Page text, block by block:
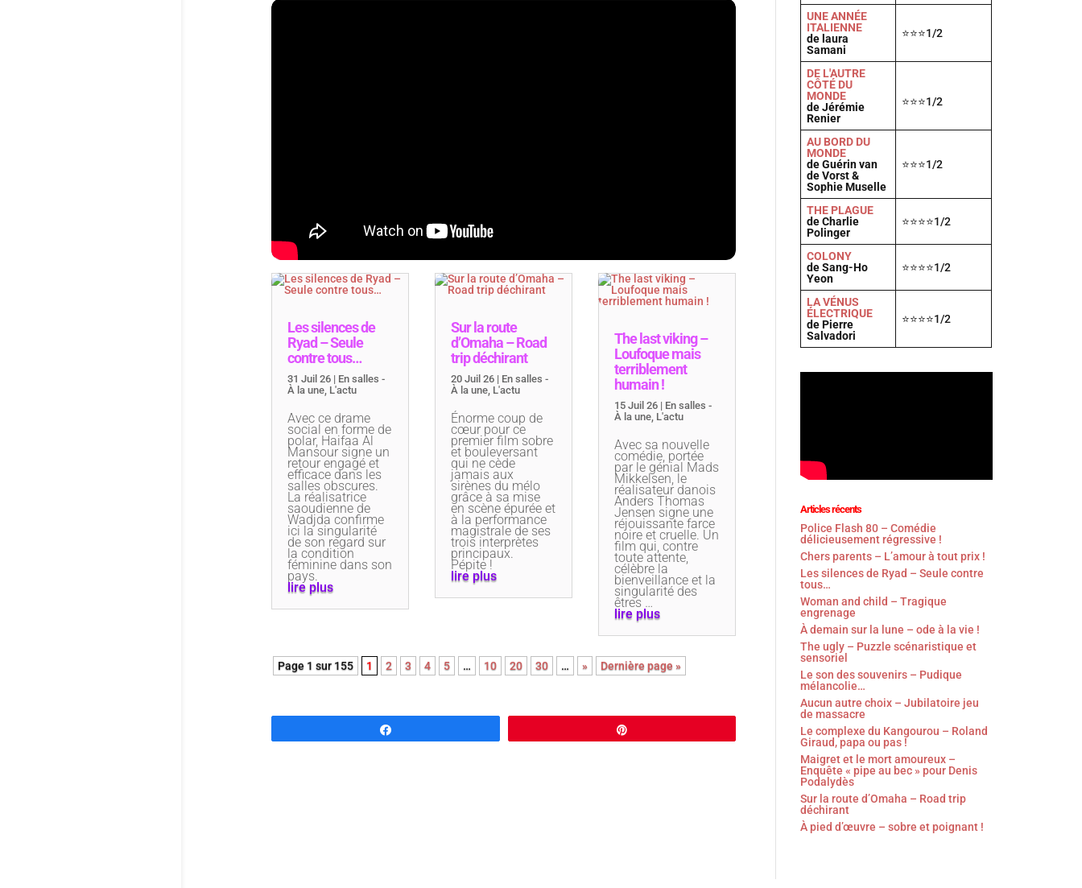
Les silences de
Ryad – Seule
contre tous…
31 Juil 26| En salles -
À la une, L'actu
Avec ce drame
social en forme de
polar, Haifaa Al
Mansour signe un
retour engagé et
efficace dans les
salles obscures.
La réalisatrice
saoudienne de
Wadjda confirme
ici la singularité
de son regard sur
la condition
féminine dans son
pays.
lire plus
Sur la route
d’Omaha – Road
trip déchirant
20 Juil 26| En salles -
À la une, L'actu
Énorme coup de
cœur pour ce
premier film sobre
et bouleversant
qui ne cède
jamais aux
sirènes du mélo
grâce à sa mise
en scène épurée et
à la performance
magistrale de ses
trois interprètes
principaux.
Pépite !
lire plus
The last viking –
Loufoque mais
terriblement
humain !
15 Juil 26| En salles -
À la une, L'actu
Avec sa nouvelle
comédie, portée
par le génial Mads
Mikkelsen, le
réalisateur danois
Anders Thomas
Jensen signe une
réjouissante farce
noire et cruelle. Un
film qui, contre
toute attente,
célèbre la
bienveillance et la
singularité des
êtres …
lire plus
Page 1 sur 155 1 2 3 4 5 … 10 20 30 … » Dernière page »
UNE ANNÉE
ITALIENNE
de laura
Samani
⭐⭐⭐1/2
DE L'AUTRE
CÔTÉ DU
MONDE
de Jérémie
Renier
⭐⭐⭐1/2
AU BORD DU
MONDE
de Guérin van
de Vorst &
Sophie Muselle
⭐⭐⭐1/2
THE PLAGUE
de Charlie
Polinger
⭐⭐⭐⭐1/2
COLONY
de Sang-Ho
Yeon
⭐⭐⭐⭐1/2
LA VÉNUS
ÉLECTRIQUE
de Pierre
Salvadori
⭐⭐⭐⭐1/2
Articles récents
Police Flash 80 – Comédie
délicieusement régressive !
Chers parents – L’amour à tout prix !
Les silences de Ryad – Seule contre
tous…
Woman and child – Tragique
engrenage
À demain sur la lune – ode à la vie !
The ugly – Puzzle scénaristique et
sensoriel
Le son des souvenirs – Pudique
mélancolie…
Aucun autre choix – Jubilatoire jeu
de massacre
Le complexe du Kangourou – Roland
Giraud, papa ou pas !
Maigret et le mort amoureux –
Enquête « pipe au bec » pour Denis
Podalydès
Sur la route d’Omaha – Road trip
déchirant
À pied d’œuvre – sobre et poignant !